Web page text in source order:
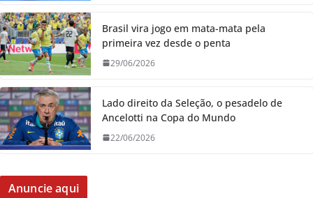
Brasil vira jogo em mata-mata pela
primeira vez desde o penta
29/06/2026
Lado direito da Seleção, o pesadelo de
Ancelotti na Copa do Mundo
22/06/2026
Anuncie aqui